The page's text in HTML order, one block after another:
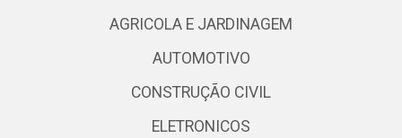
AGRICOLA E JARDINAGEM
AUTOMOTIVO
CONSTRUÇÃO CIVIL
ELETRONICOS